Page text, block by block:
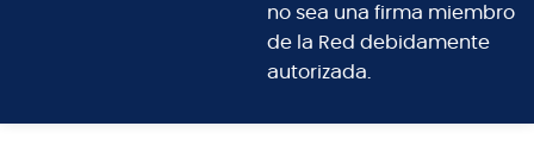
no sea una firma miembro
de la Red debidamente
autorizada.